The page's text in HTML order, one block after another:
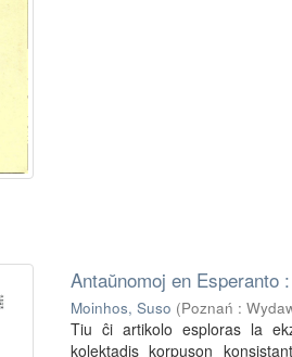
Antaŭnomoj en Esperanto
Moinhos, Suso (Poznań :
Tiu ĉi artikolo esploras la
kolektadis korpuson